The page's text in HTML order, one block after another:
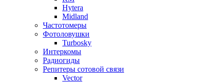
Hytera
Midland
Частотомеры
Фотоловушки
Turbosky
Интеркомы
Радиогиды
Репитеры сотовой связи
Vector